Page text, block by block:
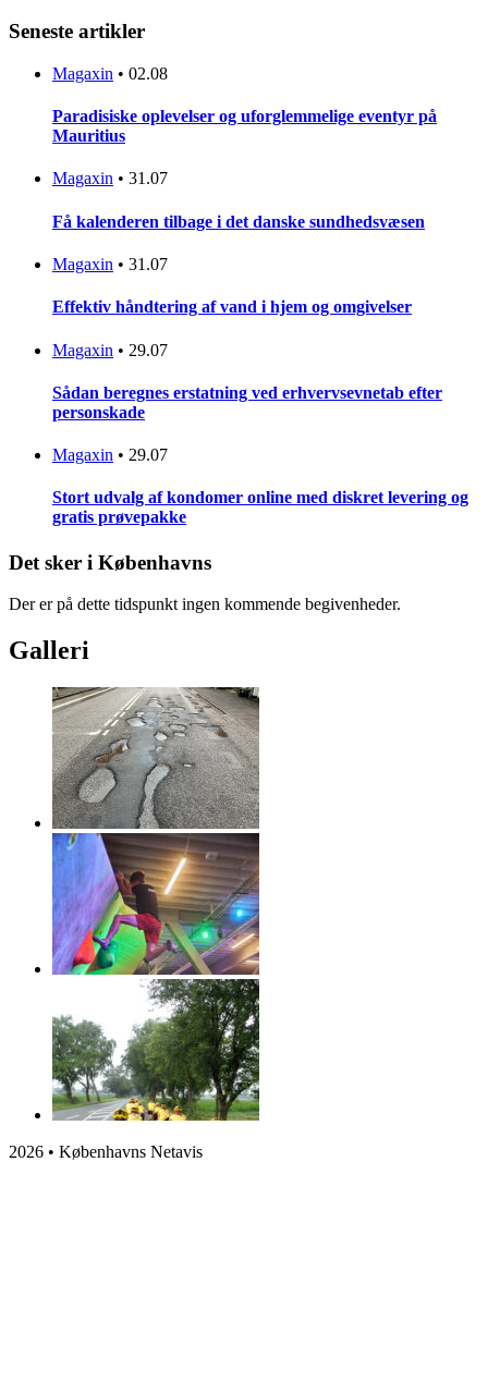
Seneste artikler
Magaxin • 02.08
Paradisiske oplevelser og uforglemmelige eventyr på
Mauritius
Magaxin • 31.07
Få kalenderen tilbage i det danske sundhedsvæsen
Magaxin • 31.07
Effektiv håndtering af vand i hjem og omgivelser
Magaxin • 29.07
Sådan beregnes erstatning ved erhvervsevnetab efter
personskade
Magaxin • 29.07
Stort udvalg af kondomer online med diskret levering og
gratis prøvepakke
Det sker i Københavns
Der er på dette tidspunkt ingen kommende begivenheder.
Galleri
2026 • Københavns Netavis